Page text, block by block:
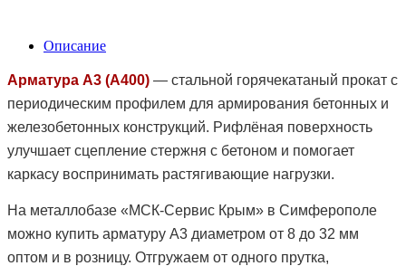
Описание
Арматура А3 (А400) — стальной горячекатаный прокат с
периодическим профилем для армирования бетонных и
железобетонных конструкций. Рифлёная поверхность
улучшает сцепление стержня с бетоном и помогает
каркасу воспринимать растягивающие нагрузки.
На металлобазе «МСК-Сервис Крым» в Симферополе
можно купить арматуру А3 диаметром от 8 до 32 мм
оптом и в розницу. Отгружаем от одного прутка,